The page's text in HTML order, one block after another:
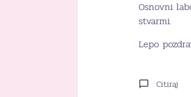
Osnovni
stvarmi.
Lepo
Citiraj